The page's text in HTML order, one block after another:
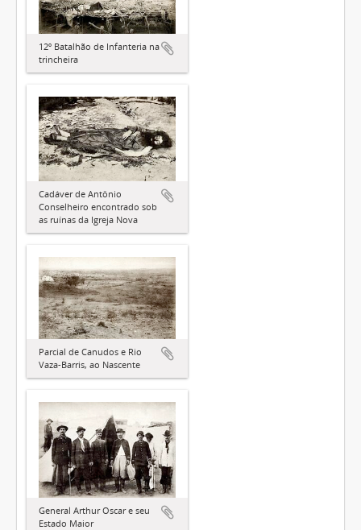
12º Batalhão de Infanteria na
trincheira
Cadáver de Antônio
Conselheiro encontrado sob
as ruínas da Igreja Nova
Parcial de Canudos e Rio
Vaza-Barris, ao Nascente
General Arthur Oscar e seu
Estado Maior